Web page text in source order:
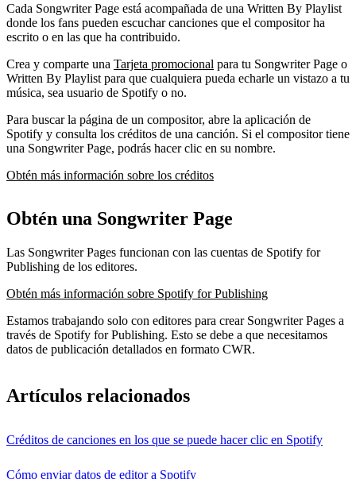
Cada Songwriter Page está acompañada de una Written By Playlist
donde los fans pueden escuchar canciones que el compositor ha
escrito o en las que ha contribuido.
Crea y comparte una Tarjeta promocional para tu Songwriter Page o
Written By Playlist para que cualquiera pueda echarle un vistazo a tu
música, sea usuario de Spotify o no.
Para buscar la página de un compositor, abre la aplicación de
Spotify y consulta los créditos de una canción. Si el compositor tiene
una Songwriter Page, podrás hacer clic en su nombre.
Obtén más información sobre los créditos
Obtén una Songwriter Page
Las Songwriter Pages funcionan con las cuentas de Spotify for
Publishing de los editores.
Obtén más información sobre Spotify for Publishing
Estamos trabajando solo con editores para crear Songwriter Pages a
través de Spotify for Publishing. Esto se debe a que necesitamos
datos de publicación detallados en formato CWR.
Artículos relacionados
Créditos de canciones en los que se puede hacer clic en Spotify
Cómo enviar datos de editor a Spotify